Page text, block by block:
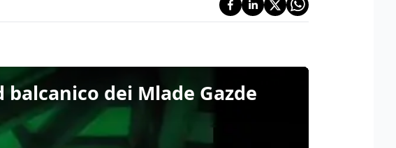
dei Mlade Gazde